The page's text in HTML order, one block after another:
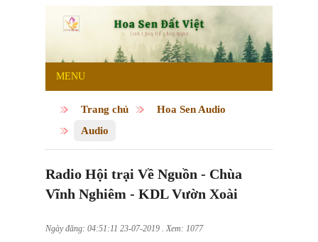
MENU
Trang chủ
Hoa Sen Audio
Audio
Radio Hội trại Về Nguồn - Chùa
Vĩnh Nghiêm - KDL Vườn Xoài
Ngày đăng: 04:51:11 23-07-2019 . Xem: 1077